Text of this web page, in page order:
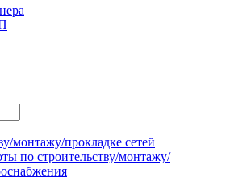
монтажу/прокладке сетей
по строительству/монтажу/